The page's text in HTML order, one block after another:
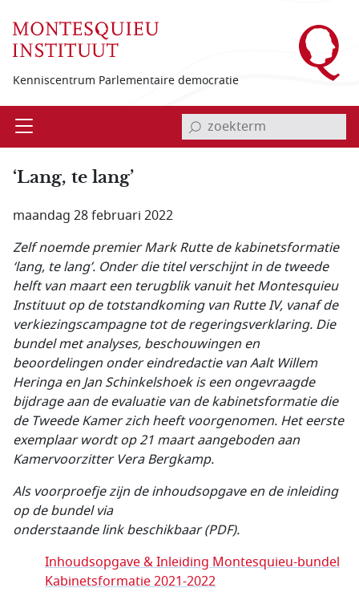
Kenniscentrum Parlementaire democratie
Open invoerveld zoekterm
‘Lang, te lang’
maandag 28 februari 2022
Zelf noemde premier Mark Rutte de kabinetsformatie
‘lang, te lang’. Onder die titel verschijnt in de tweede
helft van maart een terugblik vanuit het Montesquieu
Instituut op de totstandkoming van Rutte IV, vanaf de
verkiezingscampagne tot de regeringsverklaring. Die
bundel met analyses, beschouwingen en
beoordelingen onder eindredactie van Aalt Willem
Heringa en Jan Schinkelshoek is een ongevraagde
bijdrage aan de evaluatie van de kabinetsformatie die
de Tweede Kamer zich heeft voorgenomen. Het eerste
exemplaar wordt op 21 maart aangeboden aan
Kamervoorzitter Vera Bergkamp.
Als voorproefje zijn de inhoudsopgave en de inleiding
op de bundel via
onderstaande link beschikbaar (PDF).
Inhoudsopgave & Inleiding Montesquieu-bundel
Kabinetsformatie 2021-2022